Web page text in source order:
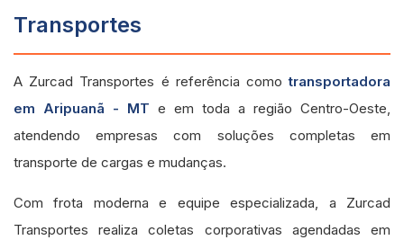
Transportes
A Zurcad Transportes é referência comotransportadora
em Aripuanã - MT e em toda a região Centro-Oeste,
atendendo empresas com soluções completas em
transporte de cargas e mudanças.
Com frota moderna e equipe especializada, a Zurcad
Transportes realiza coletas corporativas agendadas em